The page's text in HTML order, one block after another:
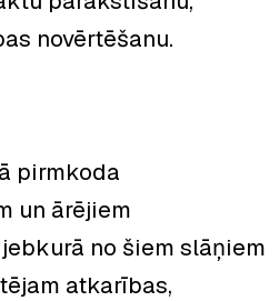
novērtēšanu.
pirmkoda
un ārējiem
no šiem slāņiem
atkarības,